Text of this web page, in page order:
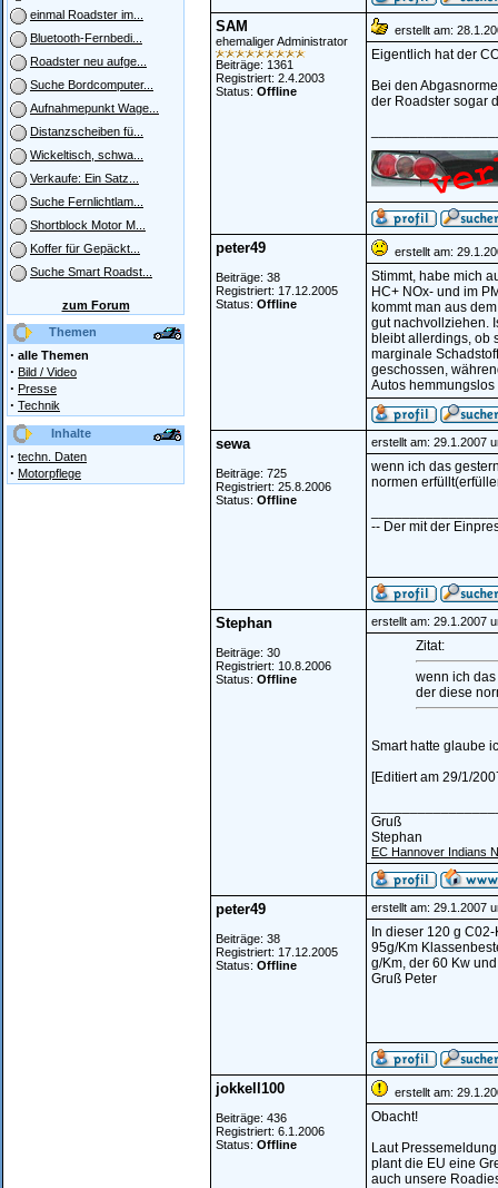
einmal Roadster im...
Bluetooth-Fernbedi...
Roadster neu aufge...
Suche Bordcomputer...
Aufnahmepunkt Wage...
Distanzscheiben fü...
Wickeltisch, schwa...
Verkaufe: Ein Satz...
Suche Fernlichtlam...
Shortblock Motor M...
Koffer für Gepäckt...
Suche Smart Roadst...
zum Forum
Themen
· alle Themen
· Bild / Video
· Presse
· Technik
Inhalte
· techn. Daten
· Motorpflege
SAM
ehemaliger Administrator
Beiträge: 1361
Registriert: 2.4.2003
Status: Offline
erstellt am:
Eigentlich hat der
Bei den
der Roadster sogar
peter49
Beiträge: 38
Registriert: 17.12.2005
Status: Offline
erstellt am:
Stimmt, habe mich
HC+ NOx- und im
kommt man aus
gut nachvollziehen.
bleibt allerdings, ob
marginale
geschossen,
Autos
sewa
Beiträge: 725
Registriert: 25.8.2006
Status: Offline
erstellt am: 29.1.2007
wenn ich das
normen
-- Der mit der
Stephan
Beiträge: 30
Registriert: 10.8.2006
Status: Offline
erstellt am: 29.1.2007
Zitat:
wenn ich
der diese
Smart hatte glaube
[Editiert am 29/1/
Gruß
Stephan
EC Hannover Indians
peter49
Beiträge: 38
Registriert: 17.12.2005
Status: Offline
erstellt am: 29.1.2007
In dieser 120 g
95g/Km
g/Km, der 60 Kw
Gruß Peter
jokkell100
Beiträge: 436
Registriert: 6.1.2006
Status: Offline
erstellt am:
Obacht!
Laut
plant die EU eine
auch unsere